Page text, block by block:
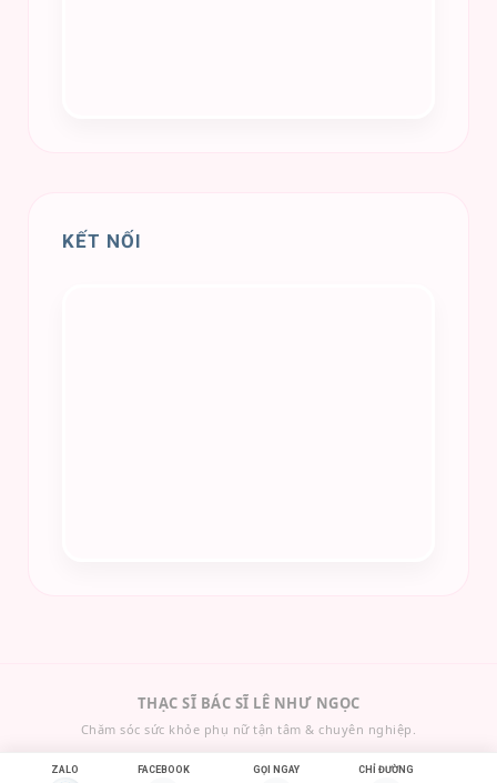
KẾT NỐI
THẠC SĨ BÁC SĨ LÊ NHƯ NGỌC
Chăm sóc sức khỏe phụ nữ tận tâm & chuyên nghiệp.
ZALO FACEBOOK GỌI NGAY CHỈ ĐƯỜNG